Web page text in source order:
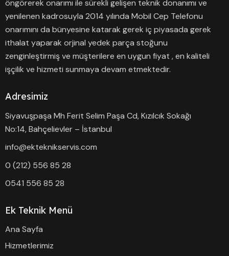
öngörerek onarımı ile sürekli gelişen teknik donanımı ve
yenilenen kadrosuyla 2014 yılında Mobil Cep Telefonu
onarımını da bünyesine katarak gerek iç piyasada gerek
ithalat yaparak orjinal yedek parça stoğunu
zenginleştirmiş ve müşterilere en uygun fiyat , en kaliteli
işçilik ve hizmeti sunmaya devam etmektedir.
Adresimiz
Siyavuşpaşa Mh Ferit Selim Paşa Cd, Kızılcık Sokağı
No:14, Bahçelievler – İstanbul
info@ekteknikservis.com
0 (212) 556 85 28
0541 556 85 28
Ek Teknik Menü
Ana Sayfa
Hizmetlerimiz